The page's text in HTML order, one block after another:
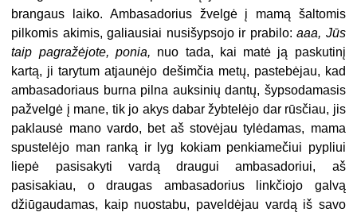
brangaus laiko. Ambasadorius žvelgė į mamą šaltomis
pilkomis akimis, galiausiai nusišypsojo ir prabilo: aaa, Jūs
taip pagražėjote, ponia, nuo tada, kai matė ją paskutinį
kartą, ji tarytum atjaunėjo dešimčia metų, pastebėjau, kad
ambasadoriaus burna pilna auksinių dantų, šypsodamasis
pažvelgė į mane, tik jo akys dabar žybtelėjo dar rūsčiau, jis
paklausė mano vardo, bet aš stovėjau tylėdamas, mama
spustelėjo man ranką ir lyg kokiam penkiamečiui pypliui
liepė pasisakyti vardą draugui ambasadoriui, aš
pasisakiau, o draugas ambasadorius linkčiojo galvą
džiūgaudamas, kaip nuostabu, paveldėjau vardą iš savo